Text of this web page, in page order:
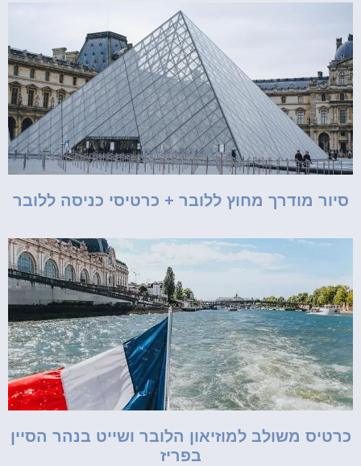
סיור מודרך מחוץ ללובר + כרטיסי כניסה ללובר
כרטיס משולב למוזיאון הלובר ושייט בנהר הסיין
בפריז